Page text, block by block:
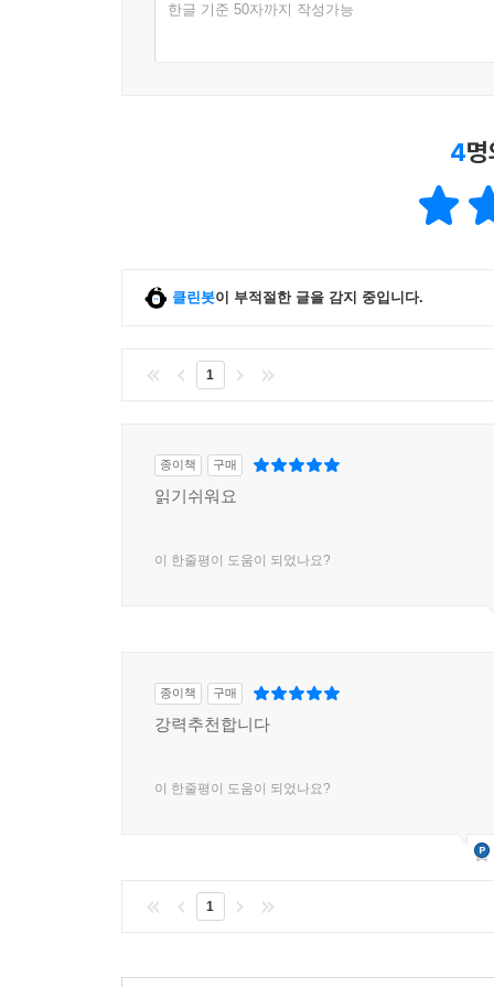
한글 기준 50자까지 작성가능
4
클린봇이 부적절한 글을 감지 중입니다.
1
종이책 구매
읽기쉬워요
이 한줄평이 도움이 되었나요?
종이책 구매
강력추천합니다
이 한줄평이 도움이 되었나요?
1